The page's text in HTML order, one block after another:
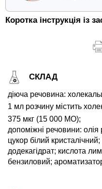
Коротка інструкція із
СКЛАД
діюча речовина:
1 мл розчину містить
375 мкг (15 000 МО);
допоміжні речовини:
цукор білий
додекагідрат; кислота
бензиловий;